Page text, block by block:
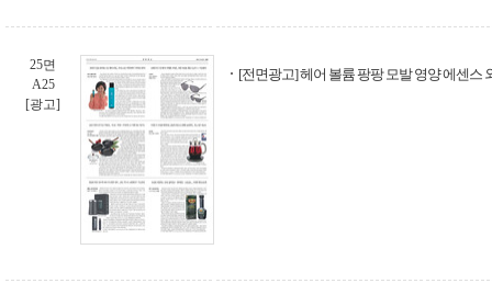
25면
A25
[광고]
[전면광고] 헤어 볼륨 팡팡 모발 영양 에센스